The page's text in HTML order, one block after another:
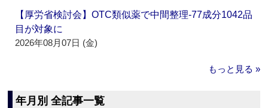
【厚労省検討会】OTC類似薬で中間整理‐77成分1042品
目が対象に
2026年08月07日 (金)
もっと見る »
年月別 全記事一覧